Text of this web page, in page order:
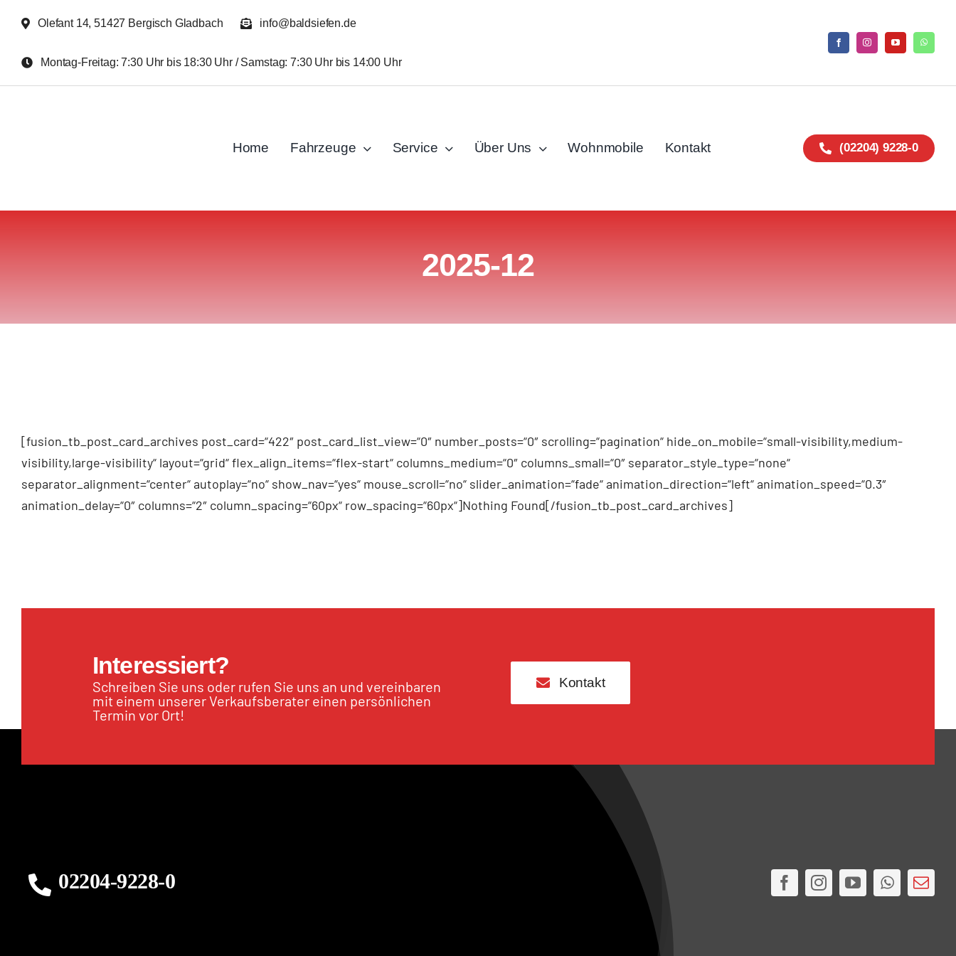
Inhalt
Olefant 14, 51427 Bergisch Gladbach info@baldsiefen.de
Montag-Freitag: 7:30 Uhr bis 18:30 Uhr / Samstag: 7:30 Uhr bis 14:00 Uhr
Home Fahrzeuge Service Über Uns Wohnmobile Kontakt (02204) 9228-0
2025-12
[fusion_tb_post_card_archives post_card=“422″ post_card_list_view=“0″ number_posts=“0″ scrolling=“pagination“ hide_on_mobile=“small-visibility,medium-
visibility,large-visibility“ layout=“grid“ flex_align_items=“flex-start“ columns_medium=“0″ columns_small=“0″ separator_style_type=“none“
separator_alignment=“center“ autoplay=“no“ show_nav=“yes“ mouse_scroll=“no“ slider_animation=“fade“ animation_direction=“left“ animation_speed=“0.3″
animation_delay=“0″ columns=“2″ column_spacing=“60px“ row_spacing=“60px“]Nothing Found[/fusion_tb_post_card_archives]
Interessiert?
Schreiben Sie uns oder rufen Sie uns an und vereinbaren
mit einem unserer Verkaufsberater einen persönlichen
Termin vor Ort!
Kontakt
02204-9228-0